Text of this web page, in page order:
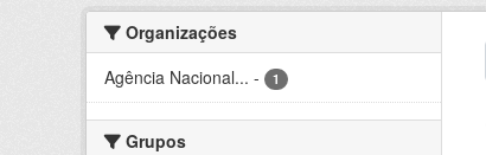
Organizações
Agência Nacional... - 1
Grupos